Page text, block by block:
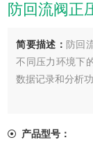
防回流阀正
简要描述： 防回
不同压力环境下
数据记录和分析功
产品型号：